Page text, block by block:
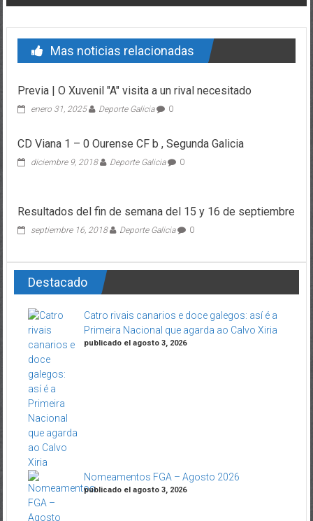
Mas noticias relacionadas
Previa | O Xuvenil "A" visita a un rival necesitado
enero 31, 2025 Deporte Galicia 0
CD Viana 1 – 0 Ourense CF b , Segunda Galicia
diciembre 9, 2018 Deporte Galicia 0
Resultados del fin de semana del 15 y 16 de septiembre
septiembre 16, 2018 Deporte Galicia 0
Destacado
Catro rivais canarios e doce galegos: así é a
Primeira Nacional que agarda ao Calvo Xiria
publicado el agosto 3, 2026
Nomeamentos FGA – Agosto 2026
publicado el agosto 3, 2026